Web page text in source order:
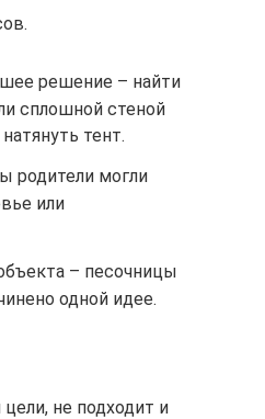
решение – найти
сплошной стеной
тент.
родители могли
или
– песочницы
одной идее.
не подходит и